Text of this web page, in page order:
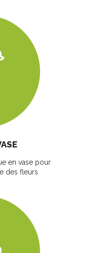
en vase pour
des fleurs